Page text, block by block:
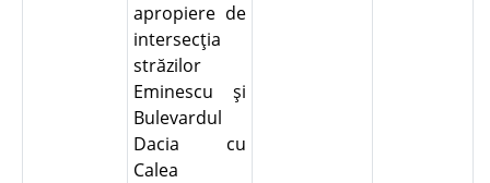
apropiere de
intersecţia
străzilor
Eminescu şi
Bulevardul
Dacia cu
Calea